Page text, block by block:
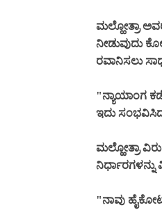
ಮಲ್ಹೋತ್ರಾ
ನೀಡುವುದು
ರವಾನಿಸಲು
"ನ್ಯಾಯಾಂಗ
ಇದು
ಮಲ್ಹೋತ್ರಾ
"ನಾವು